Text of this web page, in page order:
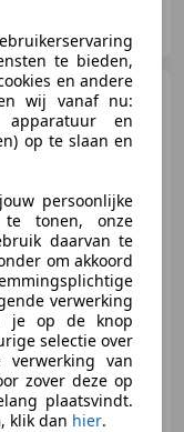
3 Cabrio 1.8t Vector
110 kW (150 PK)
te bieden,
en andere
wij vanaf nu:
apparatuur en
op te slaan en
persoonlijke
te tonen, onze
daarvan te
om akkoord
verwerking
je op de knop
selectie over
van
zover deze op
plaatsvindt.
, klik dan hier.